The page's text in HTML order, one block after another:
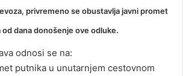
privremeno se obustavlja javni promet
dana donošenje ove odluke.
odnosi se na:
putnika u unutarnjem cestovnom